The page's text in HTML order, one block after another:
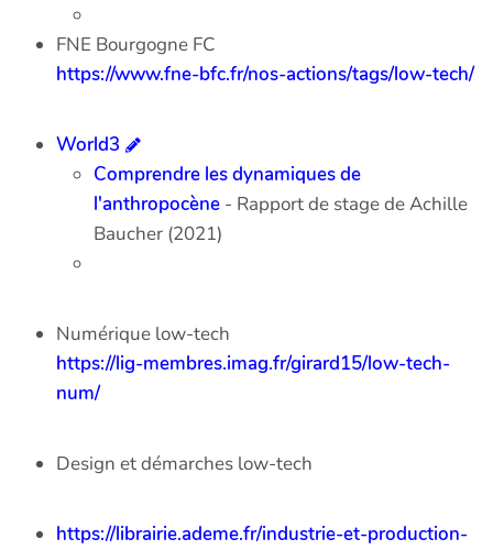
FNE Bourgogne FC
https://www.fne-bfc.fr/nos-actions/tags/low-tech/
World3
Comprendre les dynamiques de
l'anthropocène - Rapport de stage de Achille
Baucher (2021)
Numérique low-tech
https://lig-membres.imag.fr/girard15/low-tech-
num/
Design et démarches low-tech
https://librairie.ademe.fr/industrie-et-production-